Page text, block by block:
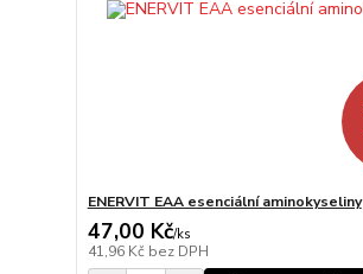
ENERVIT EAA esenciální aminokyseliny
47,00 Kč/ks
41,96 Kč bez DPH